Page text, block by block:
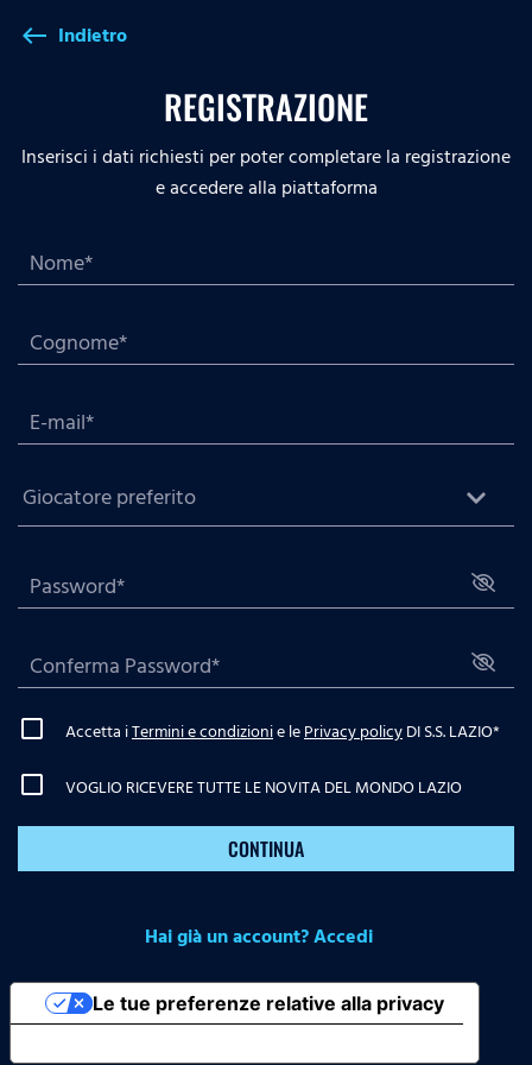
west Indietro
REGISTRAZIONE
Inserisci i dati richiesti per poter completare la registrazione
e accedere alla piattaforma
Accetta iTermini e condizionie lePrivacy policyDI S.S. LAZIO*
VOGLIO RICEVERE TUTTE LE NOVITA DEL MONDO LAZIO
CONTINUA
Hai già un account? Accedi
Le tue preferenze relative alla privacy